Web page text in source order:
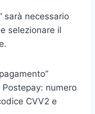
sarà necessario
selezionare il
numero
CVV2 e